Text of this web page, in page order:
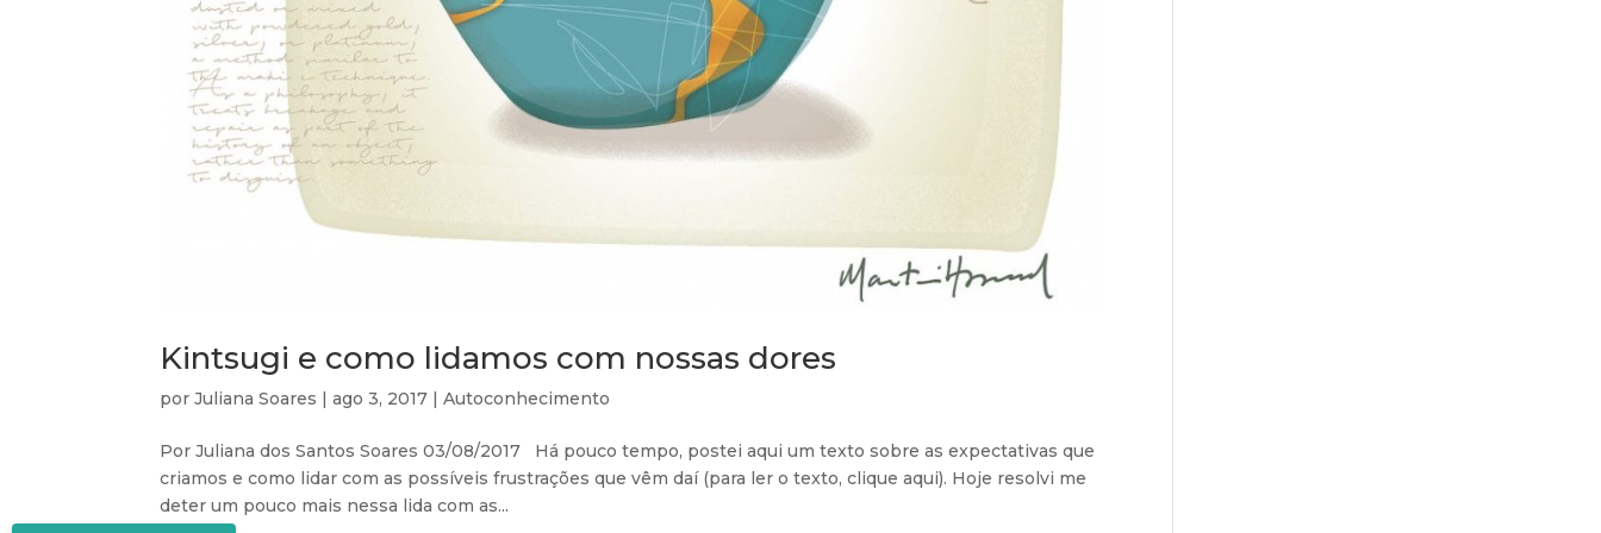
Kintsugi e como lidamos com nossas dores
porJuliana Soares |ago 3, 2017 |Autoconhecimento
Por Juliana dos Santos Soares 03/08/2017 Há pouco tempo, postei aqui um texto sobre as expectativas que
criamos e como lidar com as possíveis frustrações que vêm daí (para ler o texto, clique aqui). Hoje resolvi me
deter um pouco mais nessa lida com as...